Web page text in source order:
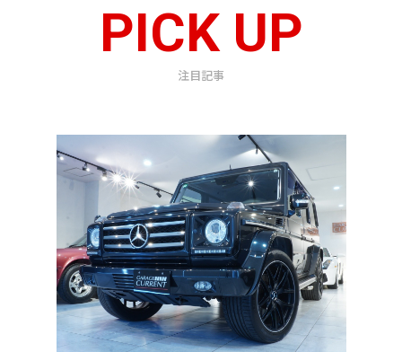
PICK UP
注目記事